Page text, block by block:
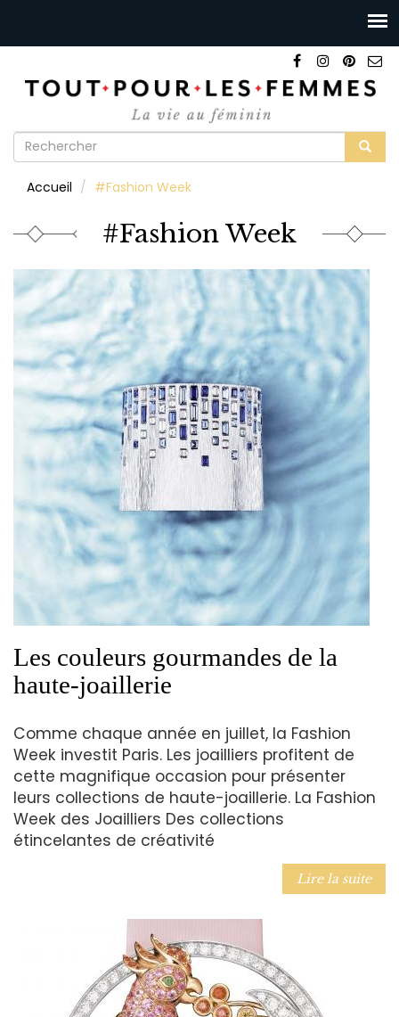
Formulaire
recherche
Accueil #Fashion Week
#Fashion Week
Les couleurs gourmandes de la
haute-joaillerie
Comme chaque année en juillet, la Fashion
Week investit Paris. Les joailliers profitent de
cette magnifique occasion pour présenter
leurs collections de haute-joaillerie. La Fashion
Week des Joailliers Des collections
étincelantes de créativité
Lire la suite